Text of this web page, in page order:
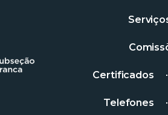
Certificados
Telefones